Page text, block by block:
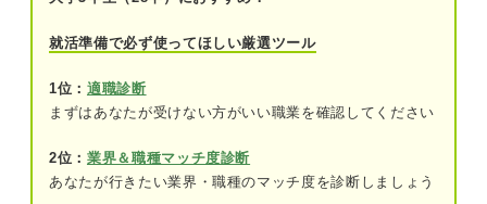
④離職率が高いから
就活準備で必ず使ってほしい厳選ツール
1位： 適職診断
まずはあなたが受けない方がいい職業を確認してください
2位： 業界＆職種マッチ度診断
あなたが行きたい業界・職種のマッチ度を診断しましょう